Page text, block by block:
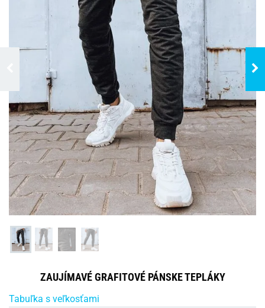
ZAUJÍMAVÉ GRAFITOVÉ PÁNSKE TEPLÁKY
Tabuľka s veľkosťami